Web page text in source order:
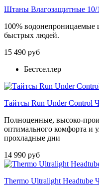
Штаны Влагозащитные 10/
100%
быстрых людей.
15 490 руб
Бестселлер
Тайтсы Run Under Control
Полноценные, высоко-
оптимального комфорта и
прохладные дни
14 990 руб
Thermo Ultralight Headtube